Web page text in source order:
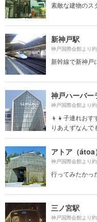
素敵な建物のス
新神戸駅
神戸国際会館より約
新幹線で新神戸
神戸ハーバ
神戸国際会館より約
👦👧子連れおす
りあえずなんで
アトア（átoa
神戸国際会館より約
行ってみたかっ
三ノ宮駅
神戸国際会館より約